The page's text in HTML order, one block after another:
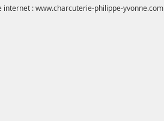
internet :www.charcuterie-philippe-yvonne.com